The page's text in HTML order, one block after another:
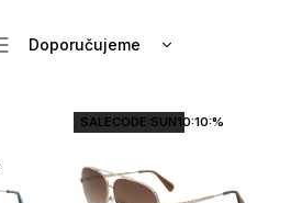
Doporučujeme
Nejdražší
Abecedně
SALECODE:SUN10:10:%